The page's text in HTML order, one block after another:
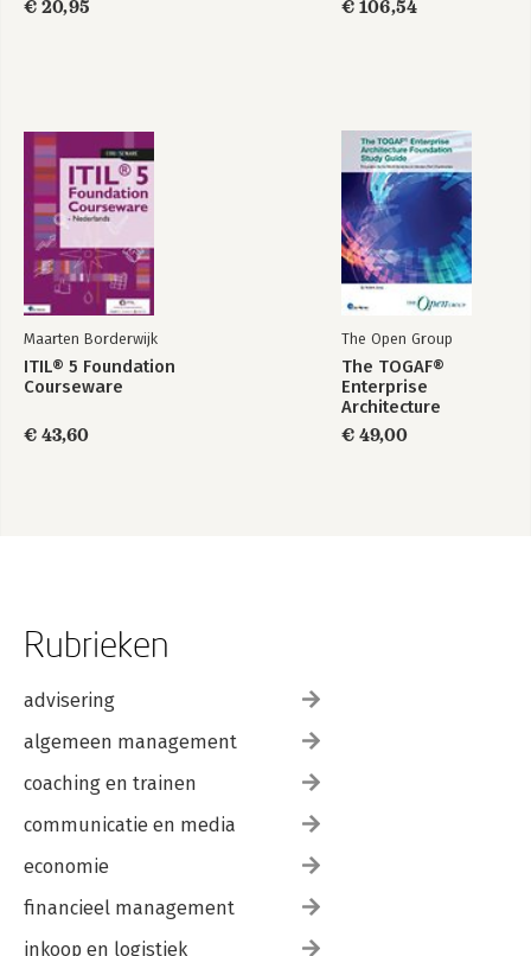
€ 20,95 € 106,54
Maarten Borderwijk
ITIL® 5 Foundation
Courseware
€ 43,60
The Open Group
The TOGAF®
Enterprise
Architecture
Foundation Study
Guide
€ 49,00
Rubrieken
advisering
algemeen management
coaching en trainen
communicatie en media
economie
financieel management
inkoop en logistiek